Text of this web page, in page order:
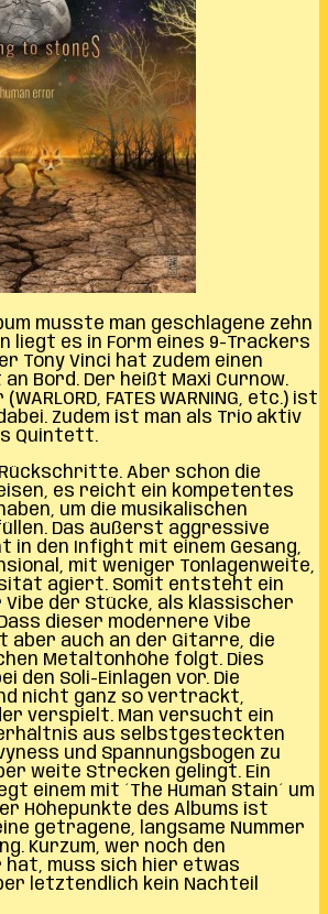
musste man geschlagene zehn
liegt es in Form eines 9-Trackers
Tony Vinci hat zudem einen
Bord. Der heißt Maxi Curnow.
FATES WARNING, etc.) ist
Zudem ist man als Trio aktiv
Quintett.
Aber schon die
es reicht ein kompetentes
um die musikalischen
Das äußerst aggressive
in den Infight mit einem Gesang,
mit weniger Tonlagenweite,
agiert. Somit entsteht ein
der Stücke, als klassischer
dieser modernere Vibe
aber auch an der Gitarre, die
Metaltonhöhe folgt. Dies
den Soli-Einlagen vor. Die
nicht ganz so vertrackt,
verspielt. Man versucht ein
aus selbstgesteckten
und Spannungsbogen zu
weite Strecken gelingt. Ein
einem mit ´The Human Stain´ um
Höhepunkte des Albums ist
getragene, langsame Nummer
Kurzum, wer noch den
hat, muss sich hier etwas
letztendlich kein Nachteil